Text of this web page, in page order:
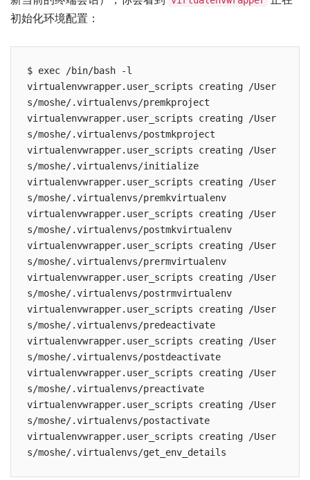
初始化环境配置：
$ exec /bin/bash -l
virtualenvwrapper.user_scripts creating /User
s/moshe/.virtualenvs/premkproject
virtualenvwrapper.user_scripts creating /User
s/moshe/.virtualenvs/postmkproject
virtualenvwrapper.user_scripts creating /User
s/moshe/.virtualenvs/initialize
virtualenvwrapper.user_scripts creating /User
s/moshe/.virtualenvs/premkvirtualenv
virtualenvwrapper.user_scripts creating /User
s/moshe/.virtualenvs/postmkvirtualenv
virtualenvwrapper.user_scripts creating /User
s/moshe/.virtualenvs/prermvirtualenv
virtualenvwrapper.user_scripts creating /User
s/moshe/.virtualenvs/postrmvirtualenv
virtualenvwrapper.user_scripts creating /User
s/moshe/.virtualenvs/predeactivate
virtualenvwrapper.user_scripts creating /User
s/moshe/.virtualenvs/postdeactivate
virtualenvwrapper.user_scripts creating /User
s/moshe/.virtualenvs/preactivate
virtualenvwrapper.user_scripts creating /User
s/moshe/.virtualenvs/postactivate
virtualenvwrapper.user_scripts creating /User
s/moshe/.virtualenvs/get_env_details